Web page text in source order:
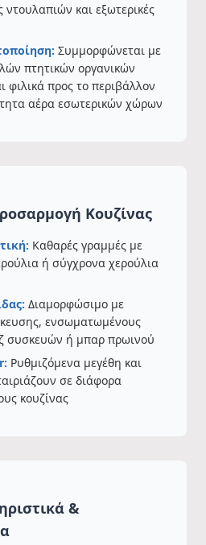
ντουλαπιών και εξωτερικές
Συμμορφώνεται με
πτητικών οργανικών
φιλικά προς το περιβάλλον
αέρα εσωτερικών χώρων
Κουζίνας
Καθαρές γραμμές με
ή σύγχρονα χερούλια
Διαμορφώσιμο με
ενσωματωμένους
συσκευών ή μπαρ πρωινού
Ρυθμιζόμενα μεγέθη και
σε διάφορα
κουζίνας
&